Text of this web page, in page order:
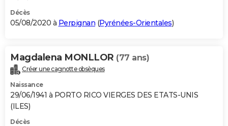
Décès
05/08/2020 à Perpignan (Pyrénées-Orientales)
Magdalena MONLLOR (77 ans)
Créer une cagnotte obsèques
Naissance
29/06/1941 à PORTO RICO VIERGES DES ETATS-UNIS
(ILES)
Décès